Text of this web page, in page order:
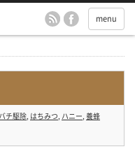
menu
チ駆除, はちみつ, ハニー, 養蜂